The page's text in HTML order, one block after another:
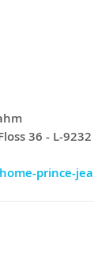
36 - L-
prince-